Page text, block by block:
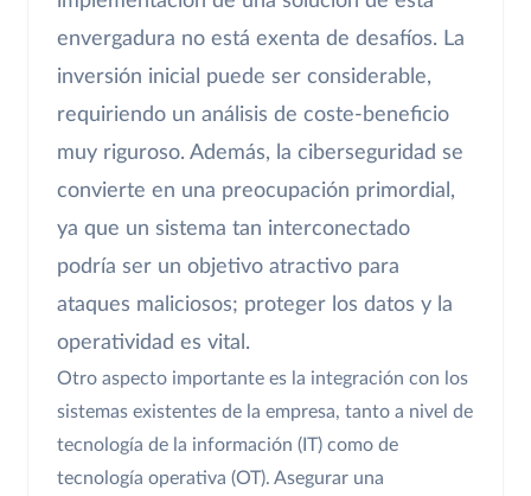
envergadura no está exenta de desafíos. La
inversión inicial puede ser considerable,
requiriendo un análisis de coste-beneficio
muy riguroso. Además, la ciberseguridad se
convierte en una preocupación primordial,
ya que un sistema tan interconectado
podría ser un objetivo atractivo para
ataques maliciosos; proteger los datos y la
operatividad es vital.
Otro aspecto importante es la integración con los
sistemas existentes de la empresa, tanto a nivel de
tecnología de la información (IT) como de
tecnología operativa (OT). Asegurar una